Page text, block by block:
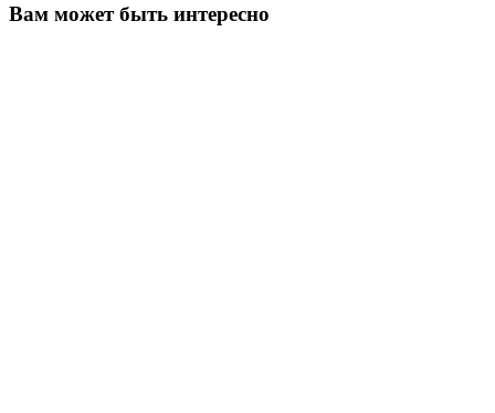
Вам может быть интересно